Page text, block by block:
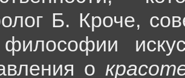
Б. Кроче,
о